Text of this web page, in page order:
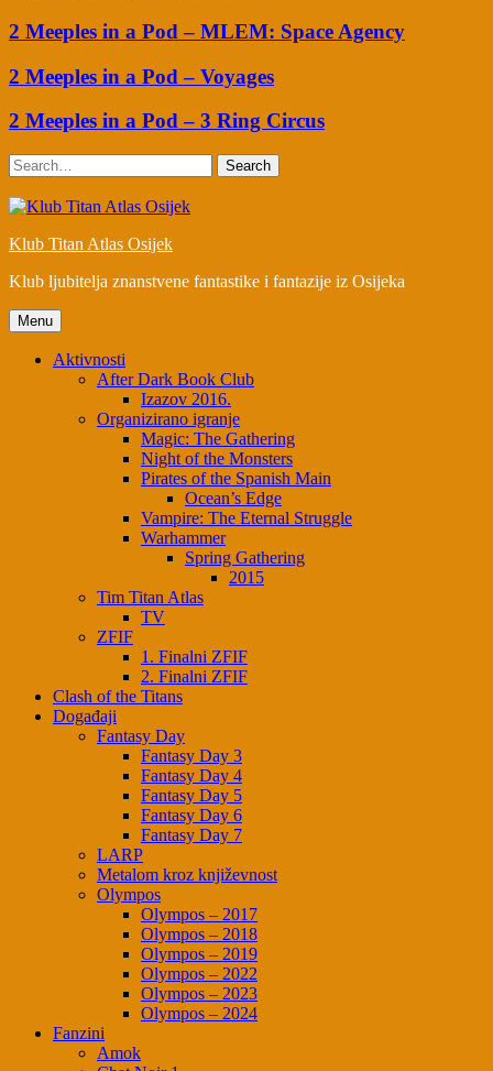
2 Meeples in a Pod – MLEM: Space Agency
2 Meeples in a Pod – Voyages
2 Meeples in a Pod – 3 Ring Circus
Search
Klub Titan Atlas Osijek
Klub ljubitelja znanstvene fantastike i fantazije iz Osijeka
Menu
Aktivnosti
After Dark Book Club
Izazov 2016.
Organizirano igranje
Magic: The Gathering
Night of the Monsters
Pirates of the Spanish Main
Ocean’s Edge
Vampire: The Eternal Struggle
Warhammer
Spring Gathering
2015
Tim Titan Atlas
TV
ZFIF
1. Finalni ZFIF
2. Finalni ZFIF
Clash of the Titans
Događaji
Fantasy Day
Fantasy Day 3
Fantasy Day 4
Fantasy Day 5
Fantasy Day 6
Fantasy Day 7
LARP
Metalom kroz književnost
Olympos
Olympos – 2017
Olympos – 2018
Olympos – 2019
Olympos – 2022
Olympos – 2023
Olympos – 2024
Fanzini
Amok